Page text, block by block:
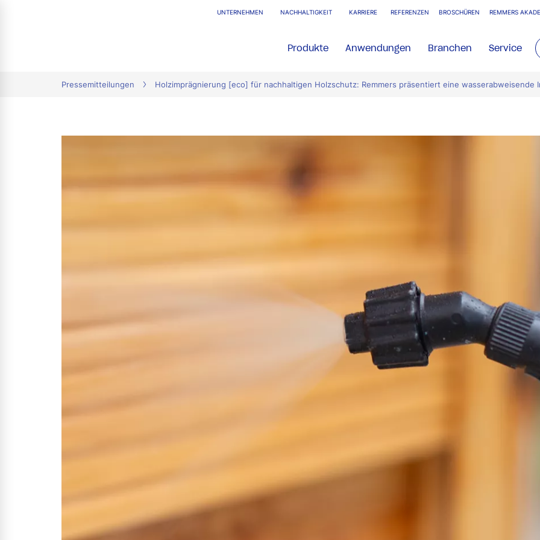
UNTERNEHMEN NACHHALTIGKEIT KARRIERE REFERENZEN BROSCHÜREN REMMERS
Produkte Anwendungen Branchen Service
Pressemitteilungen Holzimprägnierung [eco] für nachhaltigen Holzschutz: Remmers präsentiert eine wasserabweisende